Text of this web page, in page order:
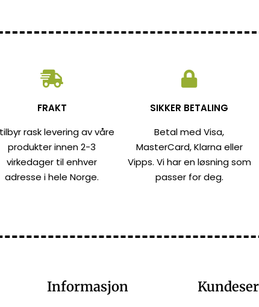
FRAKT
rask levering av våre
produkter innen 2-3
virkedager til enhver
adresse i hele Norge.
SIKKER BETALING
Betal med Visa,
MasterCard, Klarna eller
Vipps. Vi har en løsning som
passer for deg.
Informasjon